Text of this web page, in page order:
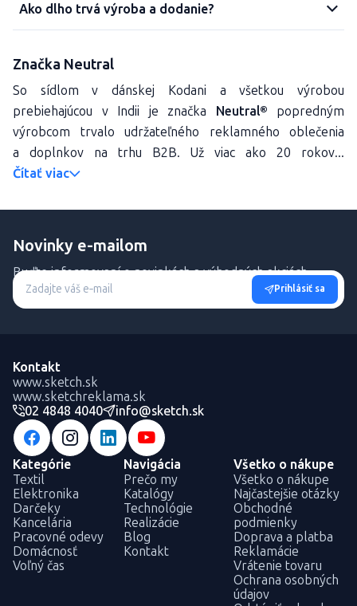
Ako dlho trvá výroba a dodanie?
Značka Neutral
So sídlom v dánskej Kodani a všetkou výrobou
prebiehajúcou v Indii je značka Neutral® popredným
výrobcom trvalo udržateľného reklamného oblečenia
a doplnkov na trhu B2B. Už viac ako 20 rokov...
Čítať viac
Novinky e-mailom
Buďte informovaní o novinkách a výhodných akciách.
Prihlásiť sa
Kontakt
www.sketch.sk
www.sketchreklama.sk
02 4848 4040
info@sketch.sk
Kategórie
Textil
Elektronika
Darčeky
Kancelária
Pracovné odevy
Domácnosť
Voľný čas
Navigácia
Prečo my
Katalógy
Technológie
Realizácie
Blog
Kontakt
Všetko o nákupe
Všetko o nákupe
Najčastejšie otázky
Obchodné
podmienky
Doprava a platba
Reklamácie
Vrátenie tovaru
Ochrana osobných
údajov